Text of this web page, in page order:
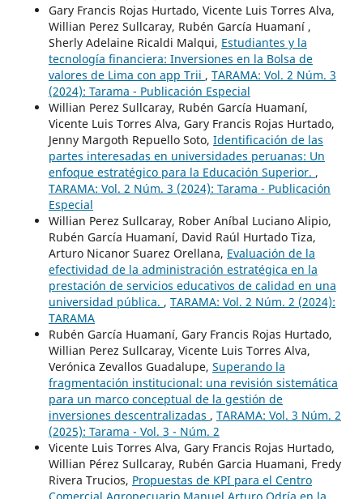
Gary Francis Rojas Hurtado, Vicente Luis Torres Alva,
Willian Perez Sullcaray, Rubén García Huamaní ,
Sherly Adelaine Ricaldi Malqui, Estudiantes y la
tecnología financiera: Inversiones en la Bolsa de
valores de Lima con app Trii , TARAMA: Vol. 2 Núm. 3
(2024): Tarama - Publicación Especial
Willian Perez Sullcaray, Rubén García Huamaní,
Vicente Luis Torres Alva, Gary Francis Rojas Hurtado,
Jenny Margoth Repuello Soto, Identificación de las
partes interesadas en universidades peruanas: Un
enfoque estratégico para la Educación Superior. ,
TARAMA: Vol. 2 Núm. 3 (2024): Tarama - Publicación
Especial
Willian Perez Sullcaray, Rober Aníbal Luciano Alipio,
Rubén García Huamaní, David Raúl Hurtado Tiza,
Arturo Nicanor Suarez Orellana, Evaluación de la
efectividad de la administración estratégica en la
prestación de servicios educativos de calidad en una
universidad pública. , TARAMA: Vol. 2 Núm. 2 (2024):
TARAMA
Rubén García Huamaní, Gary Francis Rojas Hurtado,
Willian Perez Sullcaray, Vicente Luis Torres Alva,
Verónica Zevallos Guadalupe, Superando la
fragmentación institucional: una revisión sistemática
para un marco conceptual de la gestión de
inversiones descentralizadas , TARAMA: Vol. 3 Núm. 2
(2025): Tarama - Vol. 3 - Núm. 2
Vicente Luis Torres Alva, Gary Francis Rojas Hurtado,
Willian Pérez Sullcaray, Rubén Garcia Huamani, Fredy
Rivera Trucios, Propuestas de KPI para el Centro